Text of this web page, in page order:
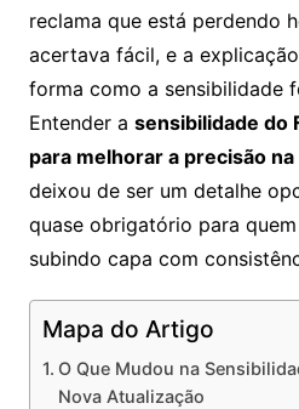
reclama que está perdendo
acertava fácil, e a
forma como a sensibilidade
Entender a sensibilidade do
para melhorar a precisão
deixou de ser um detalhe
quase obrigatório para
subindo capa com
Mapa do Artigo
O Que Mudou na
Nova Atualização